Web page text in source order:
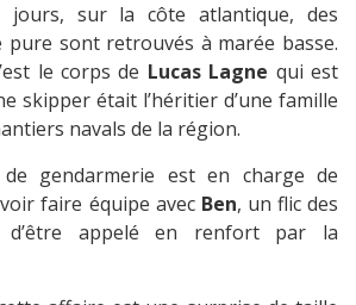
jours, sur la côte atlantique, des
pure sont retrouvés à marée basse.
le corps de Lucas Lagne qui est
skipper était l’héritier d’une famille
navals de la région.
gendarmerie est en charge de
faire équipe avec Ben, un flic des
appelé en renfort par la